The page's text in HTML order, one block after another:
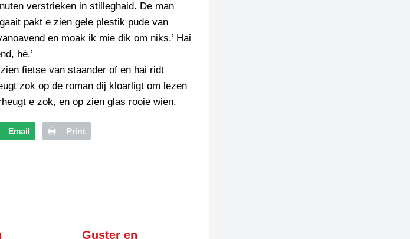
verstrieken in stilleghaid. De man
pakt e zien gele plestik pude van
en moak ik mie dik om niks.’ Hai
hè.’
fietse van staander of en hai ridt
zok op de roman dij kloarligt om lezen
e zok, en op zien glas rooie wien.
Email Print
Guster en